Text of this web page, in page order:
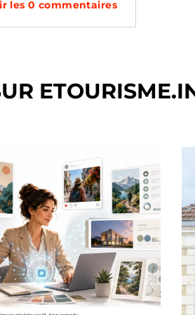
les 0 commentaires